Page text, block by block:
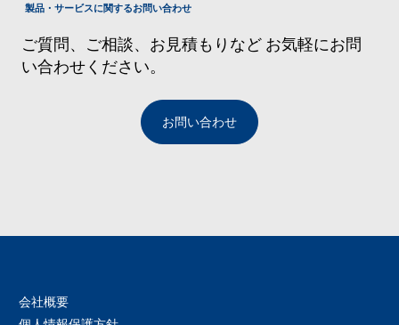
サービス名称が Cloud Interconnectに変
更されました(2024/5/13)
成され、以下の用途に使用されます。
Cato管理画面(Cato Management
Application)のログインURL SDPユーザ
ーポータル 同じEmailを使用するSDPユー
ザーが2つのテナントに登録されている場
合の接続先テナントの識別 後から変更す
ることも可能です。
製品・サービスに関するお問い合わせ
ご質問、ご相談、お見積もりなど お気軽にお問
い合わせください。
お問い合わせ
会社概要